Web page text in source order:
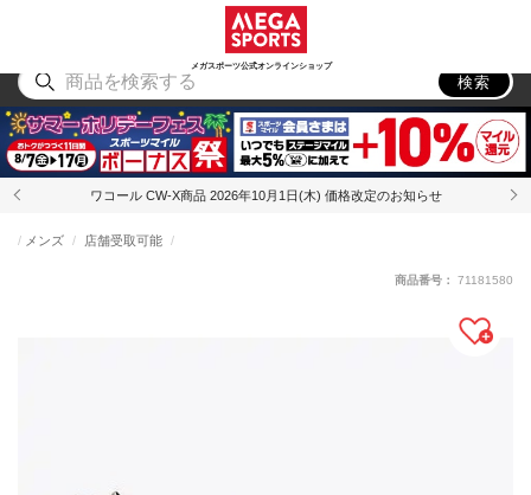
メガスポーツ公式オンラインショップ
アウトドア
検索
ワコール CW-X商品 2026年10月1日(木) 価格改定のお知らせ
メンズ 店舗受取可能
商品番号： 71181580